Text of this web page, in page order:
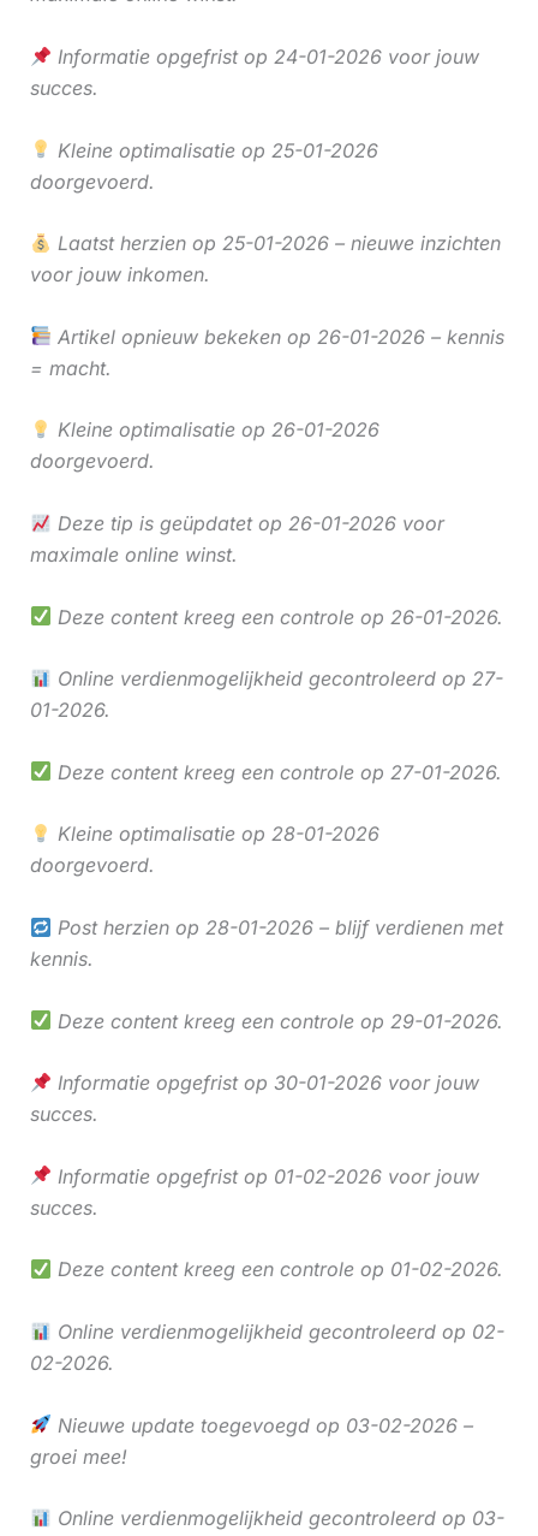
Informatie opgefrist op 24-01-2026 voor jouw
succes.
Kleine optimalisatie op 25-01-2026
doorgevoerd.
Laatst herzien op 25-01-2026 – nieuwe inzichten
voor jouw inkomen.
Artikel opnieuw bekeken op 26-01-2026 – kennis
= macht.
Kleine optimalisatie op 26-01-2026
doorgevoerd.
Deze tip is geüpdatet op 26-01-2026 voor
maximale online winst.
Deze content kreeg een controle op 26-01-2026.
Online verdienmogelijkheid gecontroleerd op 27-
01-2026.
Deze content kreeg een controle op 27-01-2026.
Kleine optimalisatie op 28-01-2026
doorgevoerd.
Post herzien op 28-01-2026 – blijf verdienen met
kennis.
Deze content kreeg een controle op 29-01-2026.
Informatie opgefrist op 30-01-2026 voor jouw
succes.
Informatie opgefrist op 01-02-2026 voor jouw
succes.
Deze content kreeg een controle op 01-02-2026.
Online verdienmogelijkheid gecontroleerd op 02-
02-2026.
Nieuwe update toegevoegd op 03-02-2026 –
groei mee!
Online verdienmogelijkheid gecontroleerd op 03-